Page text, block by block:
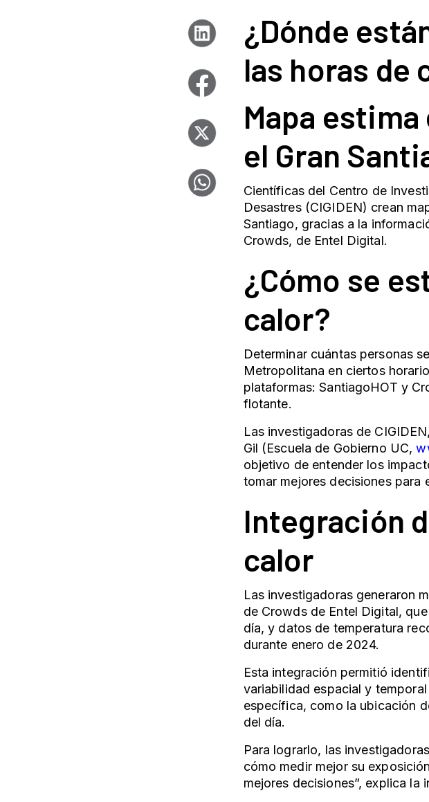
¿Dónde
las horas de
Mapa
el Gran
Científicas del Centro de
Desastres (CIGIDEN) crean
Santiago, gracias a la
Crowds, de Entel Digital.
¿Cómo se
calor?
Determinar cuántas personas
Metropolitana en ciertos
plataformas: SantiagoHOT y
flotante.
Las investigadoras de
Gil (Escuela de Gobierno UC,
objetivo de entender los
tomar mejores decisiones para
Integración
calor
Las investigadoras generaron
de Crowds de Entel Digital,
día, y datos de temperatura
durante enero de 2024.
Esta integración permitió
variabilidad espacial y
específica, como la ubicación
del día.
Para lograrlo, las
cómo medir mejor su
mejores decisiones”, explica la